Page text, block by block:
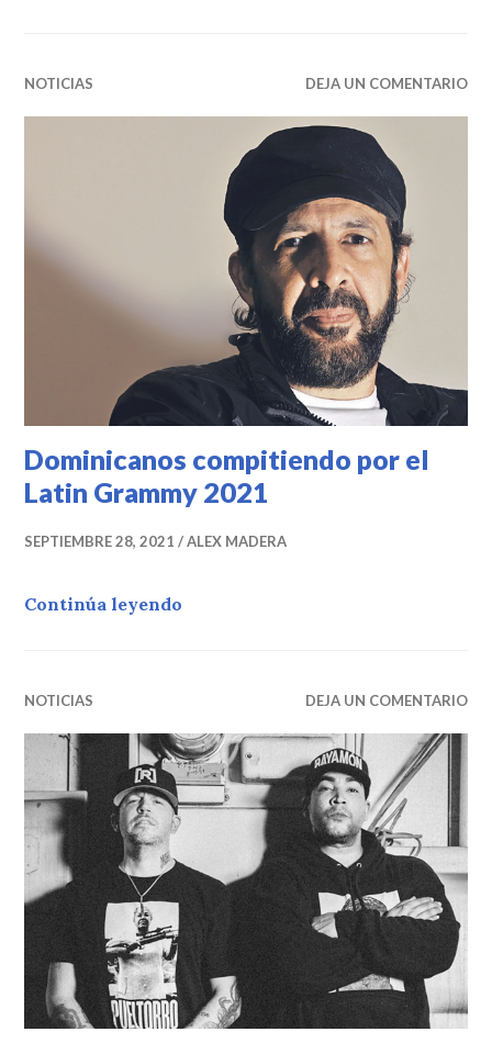
NOTICIAS DEJA UN COMENTARIO
Dominicanos compitiendo por el
Latin Grammy 2021
SEPTIEMBRE 28, 2021 ALEX MADERA
Continúa leyendo
NOTICIAS DEJA UN COMENTARIO